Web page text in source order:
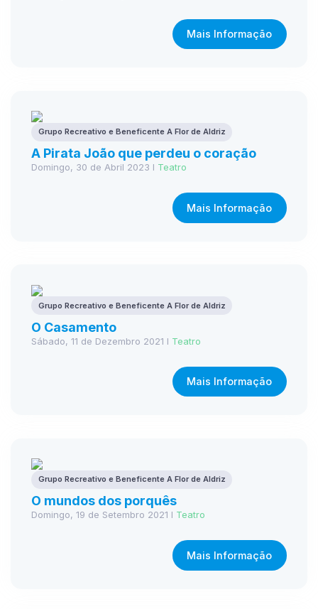
Mais Informação
Grupo Recreativo e Beneficente A Flor de Aldriz
A Pirata João que perdeu o coração
Domingo, 30 de Abril 2023 I Teatro
Mais Informação
Grupo Recreativo e Beneficente A Flor de Aldriz
O Casamento
Sábado, 11 de Dezembro 2021 I Teatro
Mais Informação
Grupo Recreativo e Beneficente A Flor de Aldriz
O mundos dos porquês
Domingo, 19 de Setembro 2021 I Teatro
Mais Informação